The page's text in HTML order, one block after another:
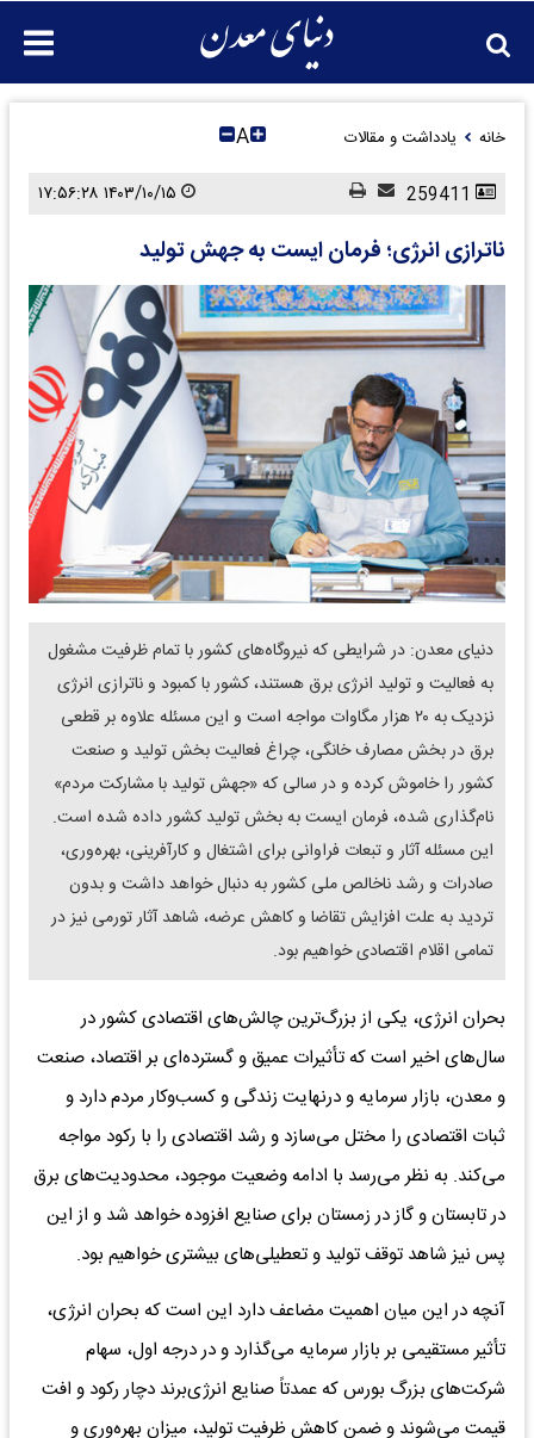
خانه یادداشت و مقالات A
ناترازی انرژی؛ فرمان ایست به جهش تولید
دنیای معدن: در شرایطی که نیروگاه‌های کشور با تمام ظرفیت مشغول
به فعالیت و تولید انرژی برق هستند، کشور با کمبود و ناترازی انرژی
نزدیک به ۲۰ هزار مگاوات مواجه است و این مسئله علاوه بر قطعی
برق در بخش مصارف خانگی، چراغ فعالیت بخش تولید و صنعت
کشور را خاموش کرده و در سالی که «جهش تولید با مشارکت مردم»
نام‌گذاری شده، فرمان ایست به بخش تولید کشور داده شده است.
این مسئله آثار و تبعات فراوانی برای اشتغال و کارآفرینی، بهره‌وری،
صادرات و رشد ناخالص ملی کشور به دنبال خواهد داشت و بدون
تردید به علت افزایش تقاضا و کاهش عرضه، شاهد آثار تورمی نیز در
تمامی اقلام اقتصادی خواهیم بود.
بحران انرژی، یکی از بزرگ‌ترین چالش‌های اقتصادی کشور در
سال‌های اخیر است که تأثیرات عمیق و گسترده‌ای بر اقتصاد، صنعت
و معدن، بازار سرمایه و درنهایت زندگی و کسب‌وکار مردم دارد و
ثبات اقتصادی را مختل می‌سازد و رشد اقتصادی را با رکود مواجه
می‌کند. به نظر می‌رسد با ادامه وضعیت موجود، محدودیت‌های برق
در تابستان و گاز در زمستان برای صنایع افزوده خواهد شد و از این
پس نیز شاهد توقف تولید و تعطیلی‌های بیشتری خواهیم بود.
آنچه در این میان اهمیت مضاعف دارد این است که بحران انرژی،
تأثیر مستقیمی بر بازار سرمایه می‌گذارد و در درجه اول، سهام
شرکت‌های بزرگ بورس که عمدتاً صنایع انرژی‌برند دچار رکود و افت
قیمت می‌شوند و ضمن کاهش ظرفیت تولید، میزان بهره‌وری و